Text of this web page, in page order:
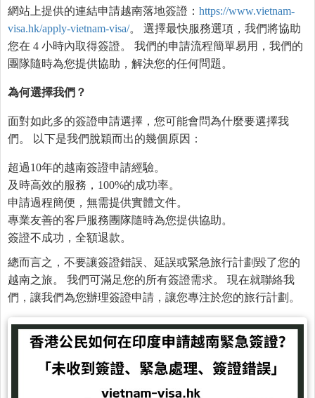
網站上提供的連結申請越南落地簽證： https://www.vietnam-
visa.hk/apply-vietnam-visa/。 選擇最快服務選項，我們將協助
您在 4 小時內取得簽證。 我們的申請流程簡單易用，我們的
團隊隨時為您提供協助，解決您的任何問題。
為何選擇我們？
面對如此多的簽證申請選擇，您可能會問為什麼要選擇我
們。 以下是我們脫穎而出的幾個原因：
超過10年的越南簽證申請經驗。
及時高效的服務，100%的成功率。
申請過程簡便，無需提供實體文件。
專業友善的客戶服務團隊隨時為您提供協助。
簽證不成功，全額退款。
總而言之，不要讓簽證錯誤、延誤或緊急旅行計劃毀了您的
越南之旅。 我們可滿足您的所有簽證需求。 現在就聯絡我
們，讓我們為您辦理簽證申請，讓您專注於您的旅行計劃。